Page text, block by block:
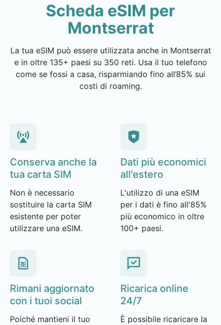
Scheda eSIM per
Montserrat
La tua eSIM può essere utilizzata anche in Montserrat
e in oltre 135+ paesi su 350 reti. Usa il tuo telefono
come se fossi a casa, risparmiando fino all’85% sui
costi di roaming.
Conserva anche la
tua carta SIM
Non è necessario
sostituire la carta SIM
esistente per poter
utilizzare una eSIM.
Dati più economici
all'estero
L'utilizzo di una eSIM
per i dati è fino all'85%
più economico in oltre
100+ paesi.
Rimani aggiornato
con i tuoi social
Poiché mantieni il tuo
Ricarica online
24/7
È possibile ricaricare la